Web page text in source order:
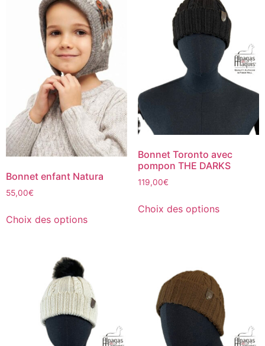
Bonnet enfant Natura
55,00€
Choix des options
Bonnet Toronto avec
pompon THE DARKS
119,00€
Choix des options